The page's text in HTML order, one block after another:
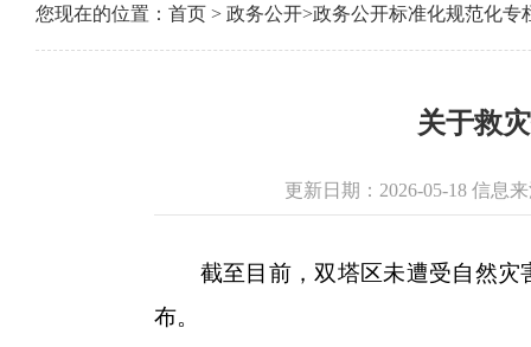
您现在的位置： 首页 > 政务公开>政务公开标准化规范化专
关于救
更新日期：2026-05-18 信息
截至目前，双塔区未遭受自然灾
布。